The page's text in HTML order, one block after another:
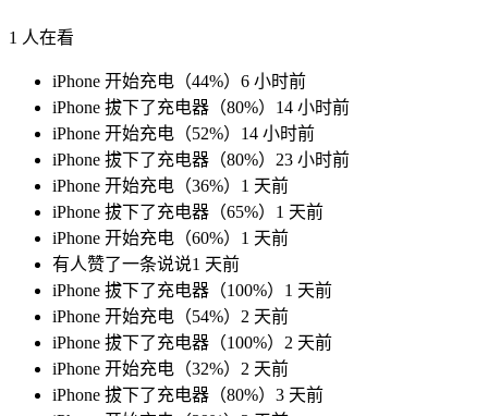
1 人在看
iPhone 开始充电（44%） 6 小时前
iPhone 拔下了充电器（80%） 14 小时前
iPhone 开始充电（52%） 14 小时前
iPhone 拔下了充电器（80%） 23 小时前
iPhone 开始充电（36%） 1 天前
iPhone 拔下了充电器（65%） 1 天前
iPhone 开始充电（60%） 1 天前
有人赞了一条说说1 天前
iPhone 拔下了充电器（100%） 1 天前
iPhone 开始充电（54%） 2 天前
iPhone 拔下了充电器（100%） 2 天前
iPhone 开始充电（32%） 2 天前
iPhone 拔下了充电器（80%） 3 天前